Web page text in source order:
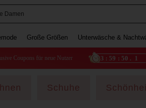
Damen
Große Größen Unterwäsche &
Coupons für neue Nutzer 23 : 59 : 47 . 5
Schuhe